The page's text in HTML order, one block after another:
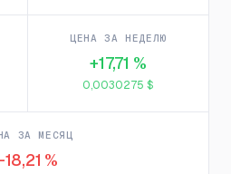
ЦЕНА ЗА НЕДЕЛЮ
+17,71 %
0,0030275 $
ЗА МЕСЯЦ
-18,21 %